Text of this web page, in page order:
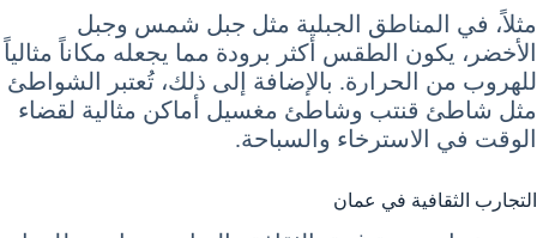
مثلاً، في المناطق الجبلية مثل جبل شمس وجبل
الأخضر، يكون الطقس أكثر برودة مما يجعله مكاناً مثالياً
للهروب من الحرارة. بالإضافة إلى ذلك، تُعتبر الشواطئ
مثل شاطئ قنتب وشاطئ مغسيل أماكن مثالية لقضاء
الوقت في الاسترخاء والسباحة.
التجارب الثقافية في عمان